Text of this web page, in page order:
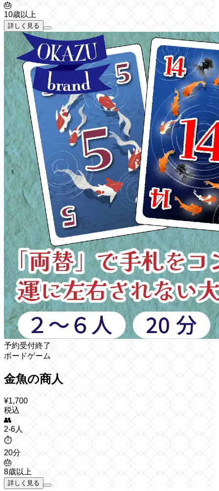
🎂
10歳以上
詳しく見る
予約受付終了
ボードゲーム
金魚の商人
¥1,700
税込
👥
2-6人
⏱️
20分
🎂
8歳以上
詳しく見る